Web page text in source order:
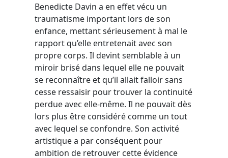
Benedicte Davin a en effet vécu un
traumatisme important lors de son
enfance, mettant sérieusement à mal le
rapport qu’elle entretenait avec son
propre corps. Il devint semblable à un
miroir brisé dans lequel elle ne pouvait
se reconnaître et qu’il allait falloir sans
cesse ressaisir pour trouver la continuité
perdue avec elle-même. Il ne pouvait dès
lors plus être considéré comme un tout
avec lequel se confondre. Son activité
artistique a par conséquent pour
ambition de retrouver cette évidence